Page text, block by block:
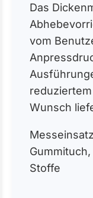
Das
vom
Wunsch
Stoffe